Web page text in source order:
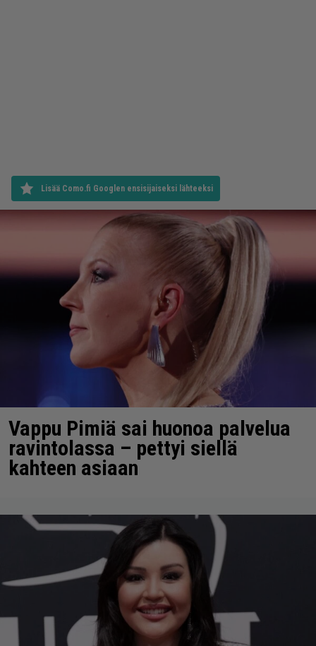
Lisää Como.fi Googlen ensisijaiseksi lähteeksi
Vappu Pimiä sai huonoa palvelua
ravintolassa – pettyi siellä
kahteen asiaan